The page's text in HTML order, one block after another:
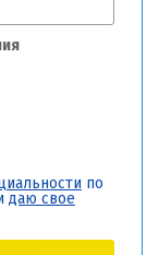
по
даю свое